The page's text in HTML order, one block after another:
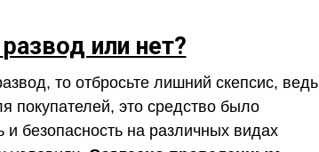
развод или нет?
то отбросьте лишний скепсис, ведь
покупателей, это средство было
безопасность на различных видах